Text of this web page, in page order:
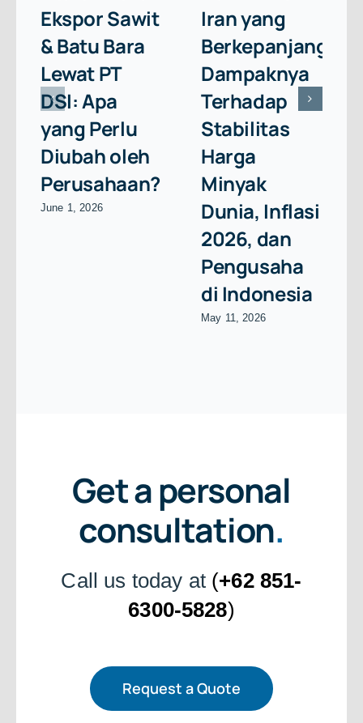
Ekspor Sawit
& Batu Bara
Lewat PT
DSI: Apa
yang Perlu
Diubah oleh
Perusahaan?
June 1, 2026
Iran yang
Berkepanjangan:
Dampaknya
Terhadap
Stabilitas
Harga
Minyak
Dunia, Inflasi
2026, dan
Pengusaha
di Indonesia
May 11, 2026
Get a personal
consultation.
Call us today at (+62 851-
6300-5828)
Request a Quote